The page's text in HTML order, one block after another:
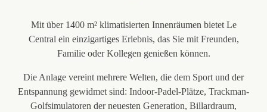
Mit über 1400 m² klimatisierten Innenräumen bietet Le
Central ein einzigartiges Erlebnis, das Sie mit Freunden,
Familie oder Kollegen genießen können.
Die Anlage vereint mehrere Welten, die dem Sport und der
Entspannung gewidmet sind: Indoor-Padel-Plätze, Trackman-
Golfsimulatoren der neuesten Generation, Billardraum,